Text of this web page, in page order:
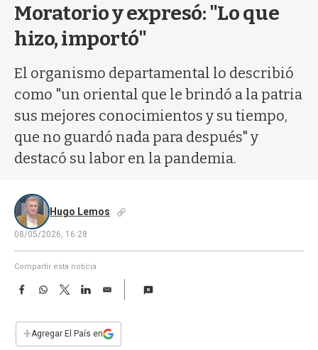
Moratorio y expresó: "Lo que
hizo, importó"
El organismo departamental lo describió
como "un oriental que le brindó a la patria
sus mejores conocimientos y su tiempo,
que no guardó nada para después" y
destacó su labor en la pandemia.
Hugo Lemos
08/05/2026, 16:28
Compartir esta noticia
F
e
b
W
s
T
w
t
L
E
i
l
+Agregar El País en